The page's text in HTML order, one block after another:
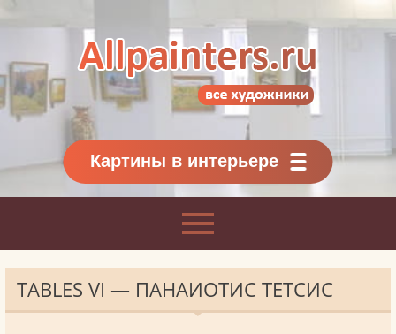
Картины классиков
и современников
Картины в интерьере
TABLES VI — ПАНАИОТИС ТЕТСИС